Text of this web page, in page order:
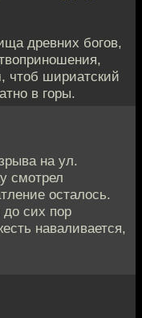
древних богов,
чтоб шириатский
в горы.
на ул.
смотрел
осталось.
до сих пор
наваливается,